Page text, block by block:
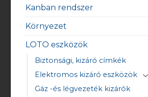
Kanban rendszer
Környezet
LOTO eszközök
Biztonsági, kizáró címkék
Elektromos kizáró eszközök
Gáz -és légvezeték kizárók